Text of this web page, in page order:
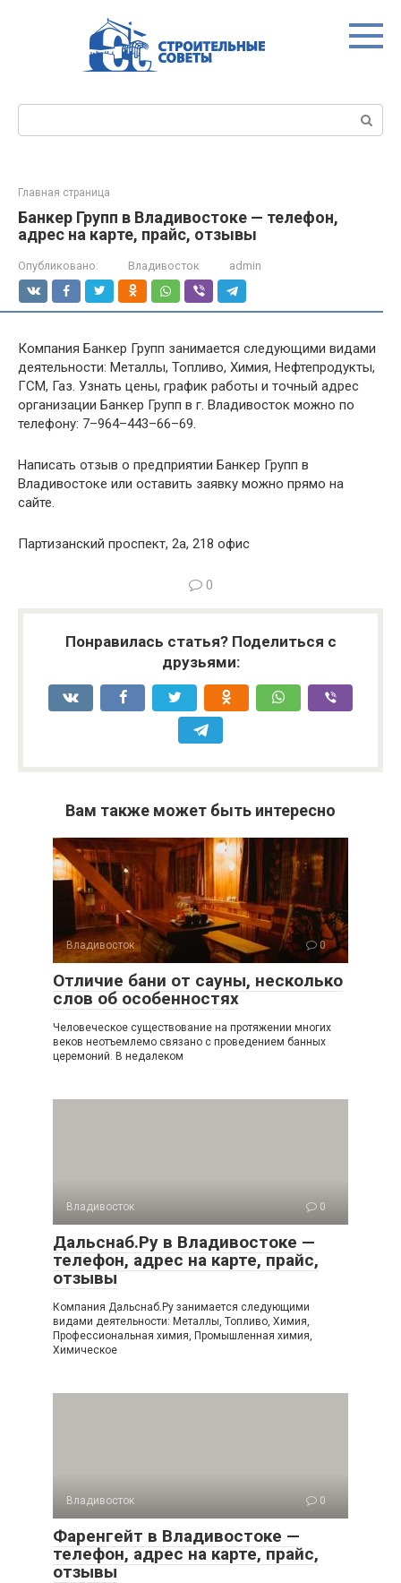
Главная страница
Банкер Групп в Владивостоке — телефон,
адрес на карте, прайс, отзывы
Опубликовано: Владивосток admin
Компания Банкер Групп занимается следующими видами
деятельности: Металлы, Топливо, Химия, Нефтепродукты,
ГСМ, Газ. Узнать цены, график работы и точный адрес
организации Банкер Групп в г. Владивосток можно по
телефону: 7–964–443–66–69.
Написать отзыв о предприятии Банкер Групп в
Владивостоке или оставить заявку можно прямо на
сайте.
Партизанский проспект, 2а, 218 офис
0
Понравилась статья? Поделиться с
друзьями:
Вам также может быть интересно
Владивосток 0
Отличие бани от сауны, несколько
слов об особенностях
Человеческое существование на протяжении многих
веков неотъемлемо связано с проведением банных
церемоний. В недалеком
Владивосток 0
Дальснаб.Ру в Владивостоке —
телефон, адрес на карте, прайс,
отзывы
Компания Дальснаб.Ру занимается следующими
видами деятельности: Металлы, Топливо, Химия,
Профессиональная химия, Промышленная химия,
Химическое
Владивосток 0
Фаренгейт в Владивостоке —
телефон, адрес на карте, прайс,
отзывы